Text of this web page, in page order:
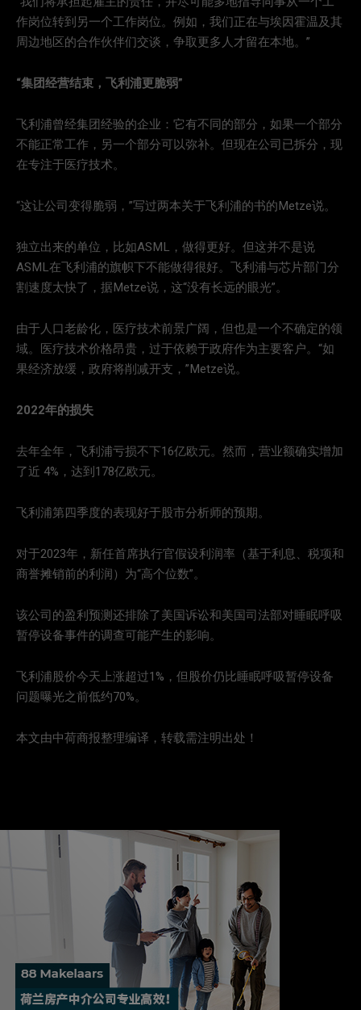
作岗位转到另一个工作岗位。例如，我们正在与埃因霍温及其
周边地区的合作伙伴们交谈，争取更多人才留在本地。”
“集团经营结束，飞利浦更脆弱”
飞利浦曾经集团经验的企业：它有不同的部分，如果一个部分
不能正常工作，另一个部分可以弥补。但现在公司已拆分，现
在专注于医疗技术。
“这让公司变得脆弱，”写过两本关于飞利浦的书的Metze说。
独立出来的单位，比如ASML，做得更好。但这并不是说
ASML在飞利浦的旗帜下不能做得很好。飞利浦与芯片部门分
割速度太快了，据Metze说，这“没有长远的眼光”。
由于人口老龄化，医疗技术前景广阔，但也是一个不确定的领
域。医疗技术价格昂贵，过于依赖于政府作为主要客户。“如
果经济放缓，政府将削减开支，”Metze说。
2022年的损失
去年全年，飞利浦亏损不下16亿欧元。然而，营业额确实增加
了近 4%，达到178亿欧元。
飞利浦第四季度的表现好于股市分析师的预期。
对于2023年，新任首席执行官假设利润率（基于利息、税项和
商誉摊销前的利润）为“高个位数”。
该公司的盈利预测还排除了美国诉讼和美国司法部对睡眠呼吸
暂停设备事件的调查可能产生的影响。
飞利浦股价今天上涨超过1%，但股价仍比睡眠呼吸暂停设备
问题曝光之前低约70%。
本文由中荷商报整理编译，转载需注明出处！